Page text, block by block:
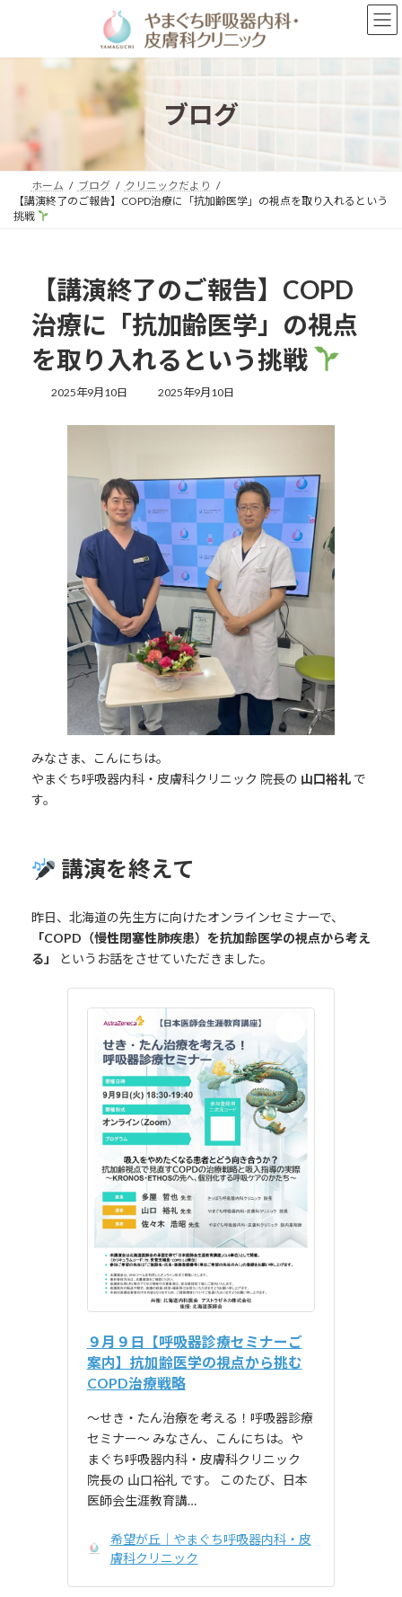
ン
プ
ー
動
ブログ
ホーム ブログ
クリニックだより
【講演終了のご報告】COPD治療に「抗加齢医学」の視点を取り入れるという
挑戦
【講演終了のご報告】COPD
治療に「抗加齢医学」の視点
を取り入れるという挑戦
2025年9月10日
最
更
2025年9月10日
みなさま、こんにちは。
やまぐち呼吸器内科・皮膚科クリニック 院長の 山口裕礼で
す。
講演を終えて
昨日、北海道の先生方に向けたオンラインセミナーで、
「COPD（慢性閉塞性肺疾患）を抗加齢医学の視点から考え
る」
というお話をさせていただきました。
９月９日【呼吸器診療セミナーご
案内】抗加齢医学の視点から挑む
COPD治療戦略
～せき・たん治療を考える！呼吸器診療
セミナー～ みなさん、こんにちは。や
まぐち呼吸器内科・皮膚科クリニック
院長の 山口裕礼 です。 このたび、日本
医師会生涯教育講…
希望が丘｜やまぐち呼吸器内科・皮
膚科クリニック